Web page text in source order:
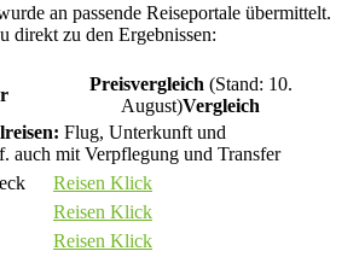
an passende Reiseportale übermittelt.
direkt zu den Ergebnissen:
Preisvergleich (Stand: 10.
August)Vergleich
Flug, Unterkunft und
auch mit Verpflegung und Transfer
Reisen Klick
Reisen Klick
Reisen Klick